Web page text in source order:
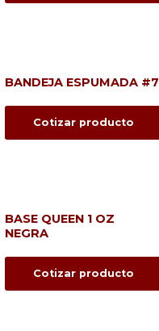
BANDEJA ESPUMADA #7
Cotizar producto
BASE QUEEN 1 OZ
NEGRA
Cotizar producto